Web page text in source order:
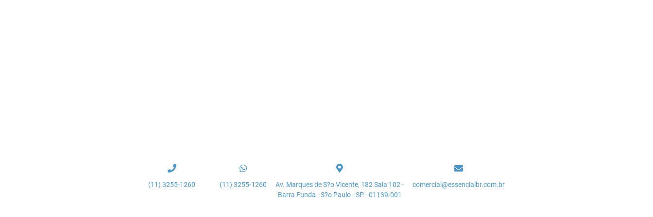
Av. Marques de S?o Vicente, 182 Sala 102 -
Barra Funda - S?o Paulo - SP - 01139-001
comercial@essencialbr.com.br
(11) 3255-1260 (11) 3255-1260